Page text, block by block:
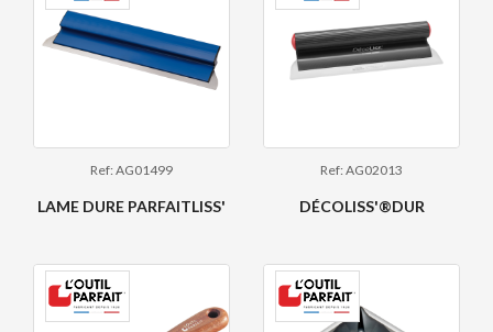
Ref: AG01499
LAME DURE PARFAITLISS'
Ref: AG02013
DÉCOLISS'®DUR